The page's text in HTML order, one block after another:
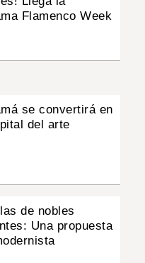
Flamenco Week
se convertirá en
del arte
de nobles
Una propuesta